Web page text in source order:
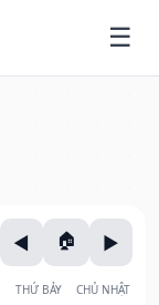
THỨ BẢY CHỦ NHẬT